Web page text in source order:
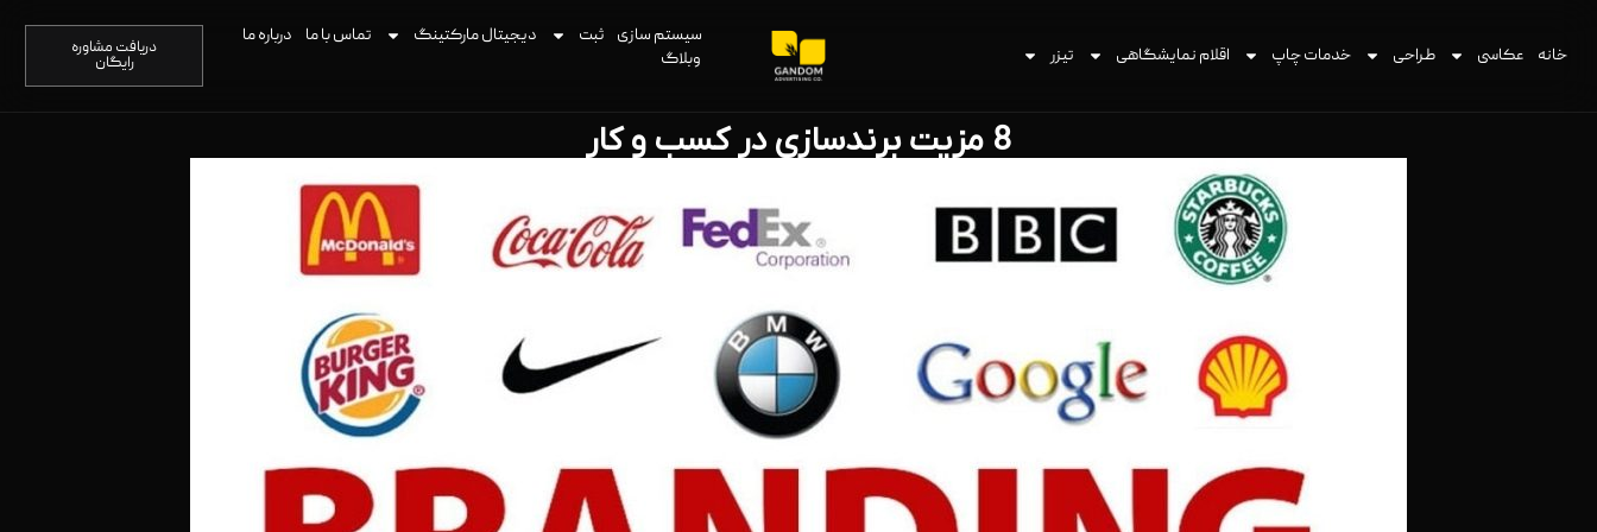
خانه عکاسی طراحی خدمات چاپ اقلام نمایشگاهی تیزر
سیستم سازی ثبت دیجیتال مارکتینگ تماس با ما
درباره ما
وبلاگ
دریافت مشاوره
رایگان
8 مزیت برندسازی در کسب و کار